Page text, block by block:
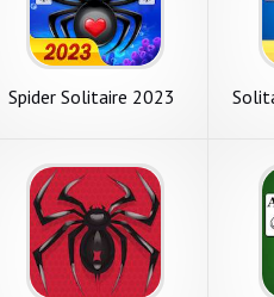
Spider Solitaire 2023